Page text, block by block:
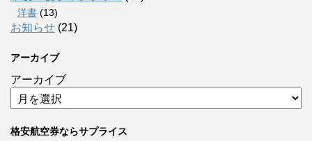
洋書 (13)
お知らせ (21)
アーカイブ
アーカイブ
格安航空券ならサプライス